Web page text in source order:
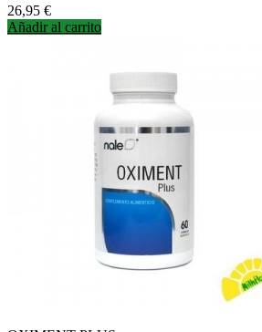
Precio
26,95 €
Añadir al carrito